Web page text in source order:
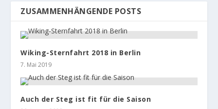
ZUSAMMENHÄNGENDE POSTS
Wiking-Sternfahrt 2018 in Berlin
7. Mai 2019
Auch der Steg ist fit für die Saison